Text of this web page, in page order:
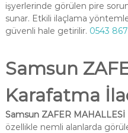
işyerlerinde görülen pire
sunar. Etkili ilaçlama
güvenli hale getirilir. 0543
Samsun
Karafatma
Samsun ZAFER
özellikle nemli alanlarda